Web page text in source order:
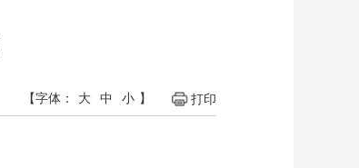
打印
【字体： 大 中 小 】